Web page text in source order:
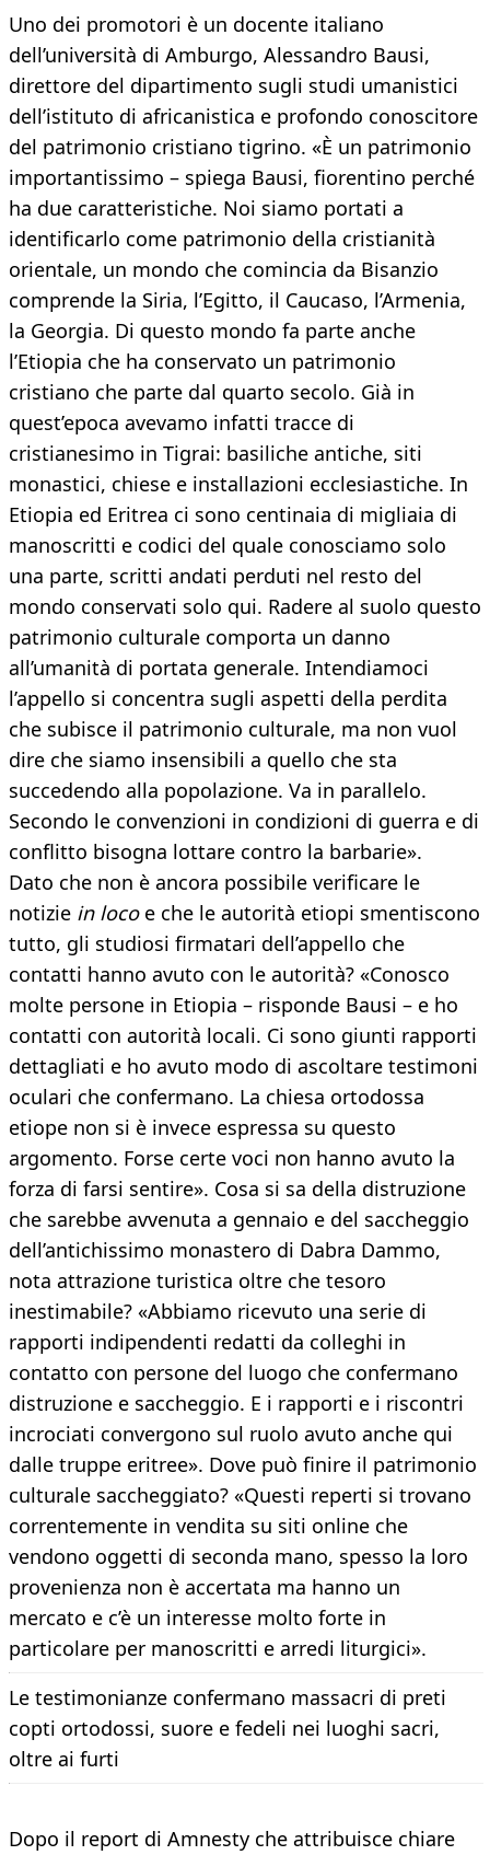
Uno dei promotori è un docente italiano
dell’università di Amburgo, Alessandro Bausi,
direttore del dipartimento sugli studi umanistici
dell’istituto di africanistica e profondo conoscitore
del patrimonio cristiano tigrino. «È un patrimonio
importantissimo – spiega Bausi, fiorentino perché
ha due caratteristiche. Noi siamo portati a
identificarlo come patrimonio della cristianità
orientale, un mondo che comincia da Bisanzio
comprende la Siria, l’Egitto, il Caucaso, l’Armenia,
la Georgia. Di questo mondo fa parte anche
l’Etiopia che ha conservato un patrimonio
cristiano che parte dal quarto secolo. Già in
quest’epoca avevamo infatti tracce di
cristianesimo in Tigrai: basiliche antiche, siti
monastici, chiese e installazioni ecclesiastiche. In
Etiopia ed Eritrea ci sono centinaia di migliaia di
manoscritti e codici del quale conosciamo solo
una parte, scritti andati perduti nel resto del
mondo conservati solo qui. Radere al suolo questo
patrimonio culturale comporta un danno
all’umanità di portata generale. Intendiamoci
l’appello si concentra sugli aspetti della perdita
che subisce il patrimonio culturale, ma non vuol
dire che siamo insensibili a quello che sta
succedendo alla popolazione. Va in parallelo.
Secondo le convenzioni in condizioni di guerra e di
conflitto bisogna lottare contro la barbarie».
Dato che non è ancora possibile verificare le
notizie in locoe che le autorità etiopi smentiscono
tutto, gli studiosi firmatari dell’appello che
contatti hanno avuto con le autorità? «Conosco
molte persone in Etiopia – risponde Bausi – e ho
contatti con autorità locali. Ci sono giunti rapporti
dettagliati e ho avuto modo di ascoltare testimoni
oculari che confermano. La chiesa ortodossa
etiope non si è invece espressa su questo
argomento. Forse certe voci non hanno avuto la
forza di farsi sentire». Cosa si sa della distruzione
che sarebbe avvenuta a gennaio e del saccheggio
dell’antichissimo monastero di Dabra Dammo,
nota attrazione turistica oltre che tesoro
inestimabile? «Abbiamo ricevuto una serie di
rapporti indipendenti redatti da colleghi in
contatto con persone del luogo che confermano
distruzione e saccheggio. E i rapporti e i riscontri
incrociati convergono sul ruolo avuto anche qui
dalle truppe eritree». Dove può finire il patrimonio
culturale saccheggiato? «Questi reperti si trovano
correntemente in vendita su siti online che
vendono oggetti di seconda mano, spesso la loro
provenienza non è accertata ma hanno un
mercato e c’è un interesse molto forte in
particolare per manoscritti e arredi liturgici».
Le testimonianze confermano massacri di preti
copti ortodossi, suore e fedeli nei luoghi sacri,
oltre ai furti
Dopo il report di Amnesty che attribuisce chiare